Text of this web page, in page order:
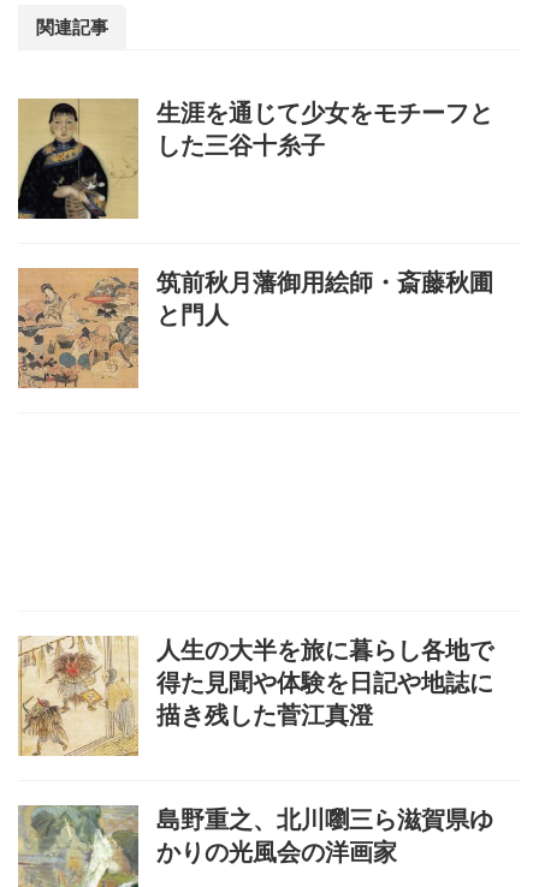
関連記事
生涯を通じて少女をモチーフと
した三谷十糸子
筑前秋月藩御用絵師・斎藤秋圃
と門人
人生の大半を旅に暮らし各地で
得た見聞や体験を日記や地誌に
描き残した菅江真澄
島野重之、北川嚠三ら滋賀県ゆ
かりの光風会の洋画家